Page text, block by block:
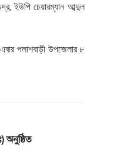
ইউপি চেয়ারম্যান আব্দুল
পলাশবাড়ী উপজেলার ৮
অনুষ্ঠিত